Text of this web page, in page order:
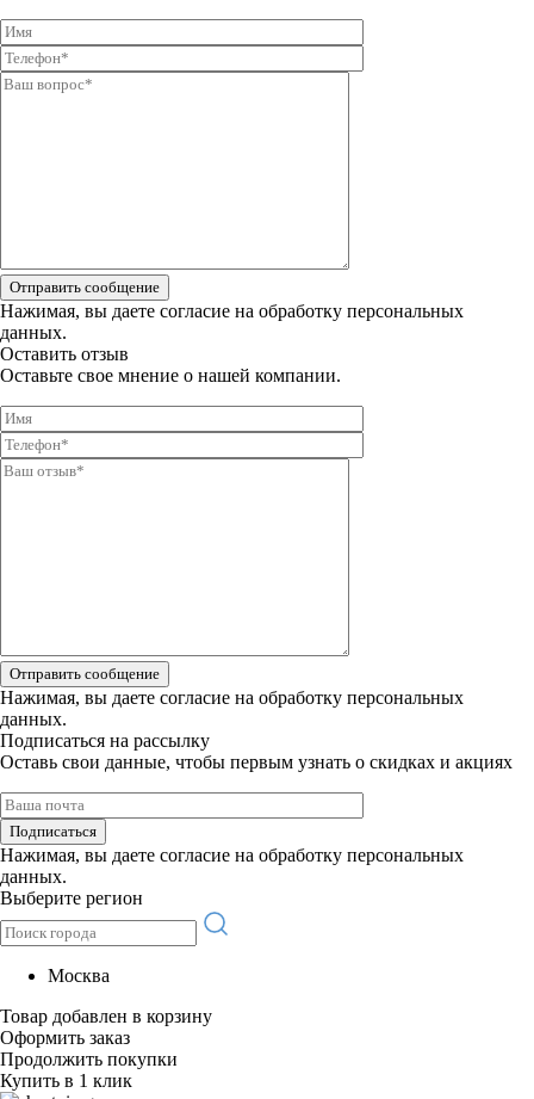
Отправить сообщение
Нажимая, вы даете согласие на обработку персональных
данных.
Оставить отзыв
Оставьте свое мнение о нашей компании.
Отправить сообщение
Нажимая, вы даете согласие на обработку персональных
данных.
Подписаться на рассылку
Оставь свои данные, чтобы первым узнать о скидках и акциях
Подписаться
Нажимая, вы даете согласие на обработку персональных
данных.
Выберите регион
Москва
Товар добавлен в корзину
Оформить заказ
Продолжить покупки
Купить в 1 клик